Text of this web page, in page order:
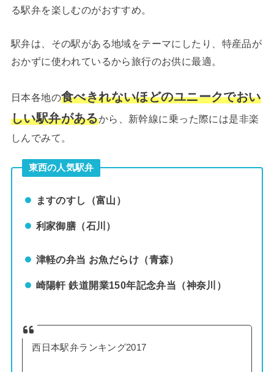
る駅弁を楽しむのがおすすめ。
駅弁は、その駅がある地域をテーマにしたり、特産品が
おかずに使われているから旅行のお供に最適。
日本各地の食べきれないほどのユニークでおい
しい駅弁があるから、新幹線に乗った際には是非楽
しんでみて。
東西の人気駅弁
ますのすし（富山）
利家御膳（石川）
津軽の弁当 お魚だらけ（青森）
崎陽軒 鉄道開業150年記念弁当（神奈川）
西日本駅弁ランキング2017